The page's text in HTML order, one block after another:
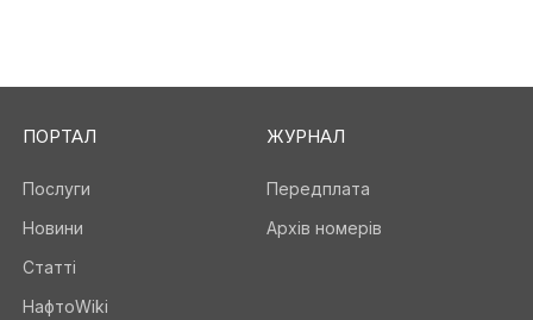
ПОРТАЛ
Послуги
Новини
Статті
НафтоWiki
ЖУРНАЛ
Передплата
Архів номерів